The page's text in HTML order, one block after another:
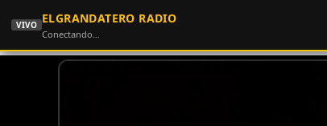
VIVO ELGRANDATERO RADIO
Conectando…